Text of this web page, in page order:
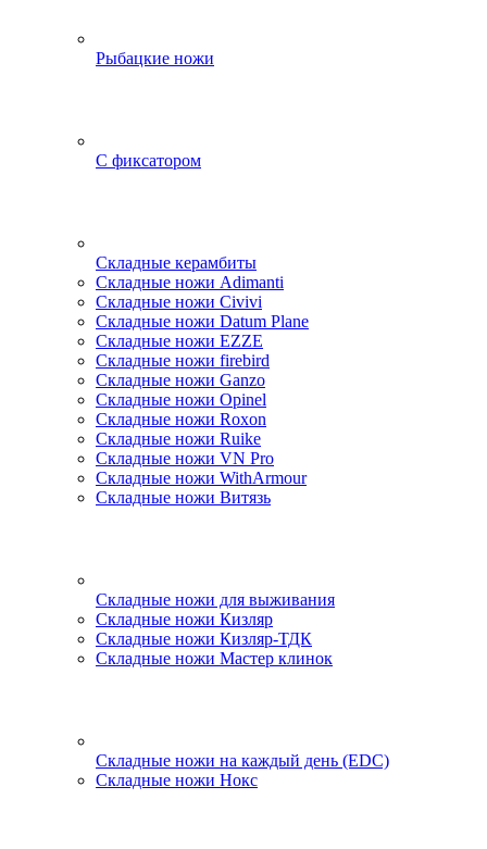
Рыбацкие ножи
С фиксатором
Складные керамбиты
Складные ножи Adimanti
Складные ножи Civivi
Складные ножи Datum Plane
Складные ножи EZZE
Складные ножи firebird
Складные ножи Ganzo
Складные ножи Opinel
Складные ножи Roxon
Складные ножи Ruike
Складные ножи VN Pro
Складные ножи WithArmour
Складные ножи Витязь
Складные ножи для выживания
Складные ножи Кизляр
Складные ножи Кизляр-ТДК
Складные ножи Мастер клинок
Складные ножи на каждый день (EDC)
Складные ножи Нокс